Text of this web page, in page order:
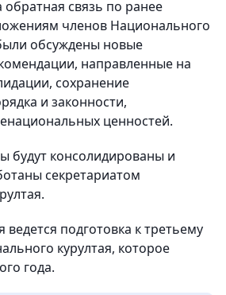
связь по ранее
членов Национального
обсуждены новые
направленные на
сохранение
и законности,
ценностей.
будут консолидированы и
секретариатом
подготовка к третьему
курултая, которое
года.